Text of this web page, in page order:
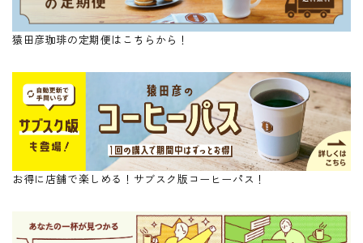
猿田彦珈琲の定期便はこちらから！
お得に店舗で楽しめる！サブスク版コーヒーパス！